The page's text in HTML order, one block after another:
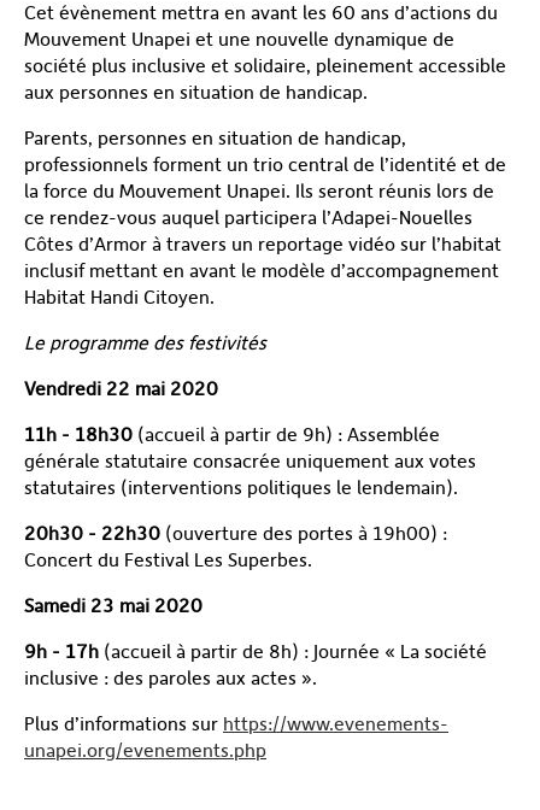
Cet évènement mettra en avant les 60 ans d’actions du
Mouvement Unapei et une nouvelle dynamique de
société plus inclusive et solidaire, pleinement accessible
aux personnes en situation de handicap.
Parents, personnes en situation de handicap,
professionnels forment un trio central de l’identité et de
la force du Mouvement Unapei. Ils seront réunis lors de
ce rendez-vous auquel participera l’Adapei-Nouelles
Côtes d’Armor à travers un reportage vidéo sur l’habitat
inclusif mettant en avant le modèle d’accompagnement
Habitat Handi Citoyen.
Le programme des festivités
Vendredi 22 mai 2020
11h - 18h30 (accueil à partir de 9h) : Assemblée
générale statutaire consacrée uniquement aux votes
statutaires (interventions politiques le lendemain).
20h30 - 22h30 (ouverture des portes à 19h00) :
Concert du Festival Les Superbes.
Samedi 23 mai 2020
9h - 17h (accueil à partir de 8h) : Journée « La société
inclusive : des paroles aux actes ».
Plus d’informations sur https://www.evenements-
unapei.org/evenements.php